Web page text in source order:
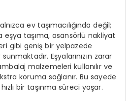
ev taşımacılığında değil;
eşya taşıma, asansörlü nakliyat
gibi geniş bir yelpazede
Eşyalarınızın zarar
malzemeleri kullanılır ve
koruma sağlanır. Bu sayede
bir taşınma süreci yaşar.